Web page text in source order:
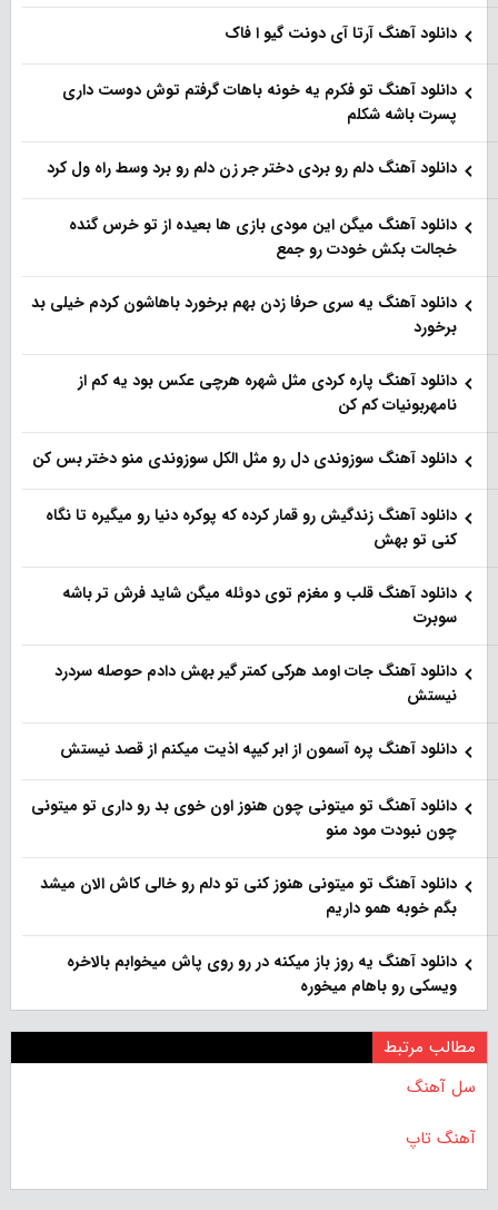
دانلود آهنگ آرتا آی دونت گیو ا فاک
دانلود آهنگ تو فکرم یه خونه باهات گرفتم توش دوست داری
پسرت باشه شکلم
دانلود آهنگ دلم رو بردی دختر جر زن دلم رو برد وسط راه ول کرد
دانلود آهنگ میگن این مودی بازی ها بعیده از تو خرس گنده
خجالت بکش خودت رو جمع
دانلود آهنگ یه سری حرفا زدن بهم برخورد باهاشون کردم خیلی بد
برخورد
دانلود آهنگ پاره کردی مثل شهره هرچی عکس بود یه کم از
نامهربونیات کم کن
دانلود آهنگ سوزوندی دل رو مثل الکل سوزوندی منو دختر بس کن
دانلود آهنگ زندگیش رو قمار کرده که پوکره دنیا رو میگیره تا نگاه
کنی تو بهش
دانلود آهنگ قلب و مغزم توی دوئله میگن شاید فرش تر باشه
سوبرت
دانلود آهنگ جات اومد هرکی کمتر گیر بهش دادم حوصله سردرد
نیستش
دانلود آهنگ پره آسمون از ابر کیپه اذیت میکنم از قصد نیستش
دانلود آهنگ تو میتونی چون هنوز اون خوی بد رو داری تو میتونی
چون نبودت مود منو
دانلود آهنگ تو میتونی هنوز کنی تو دلم رو خالی کاش الان میشد
بگم خوبه همو داریم
دانلود آهنگ یه روز باز‌ میکنه در رو روی پاش میخوابم بالاخره
ویسکی رو باهام میخوره
مطالب مرتبط
سل آهنگ
آهنگ تاپ